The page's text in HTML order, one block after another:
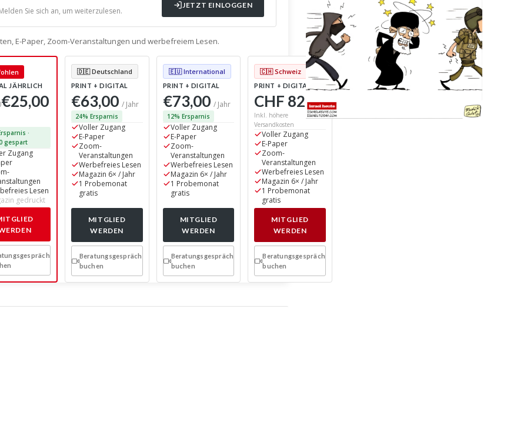
Sie sich an, um weiterzulesen.
JETZT EINLOGGEN
E-Paper, Zoom-Veranstaltungen und werbefreiem Lesen.
JÄHRLICH
€25,00
·
gespart
Zugang
Lesen
gedruckt
🇩🇪 Deutschland
PRINT + DIGITAL
€63,00 / Jahr
24% Ersparnis
Voller Zugang
E-Paper
Zoom-
Veranstaltungen
Werbefreies Lesen
Magazin 6× / Jahr
1 Probemonat
gratis
MITGLIED
WERDEN
Beratungsgespräch
buchen
🇪🇺 International
PRINT + DIGITAL
€73,00 / Jahr
12% Ersparnis
Voller Zugang
E-Paper
Zoom-
Veranstaltungen
Werbefreies Lesen
Magazin 6× / Jahr
1 Probemonat
gratis
MITGLIED
WERDEN
Beratungsgespräch
buchen
🇨🇭 Schweiz
PRINT + DIGITAL
CHF 82/ Jahr
Inkl. höhere
Versandkosten
Voller Zugang
E-Paper
Zoom-
Veranstaltungen
Werbefreies Lesen
Magazin 6× / Jahr
1 Probemonat
gratis
MITGLIED
WERDEN
Beratungsgespräch
buchen